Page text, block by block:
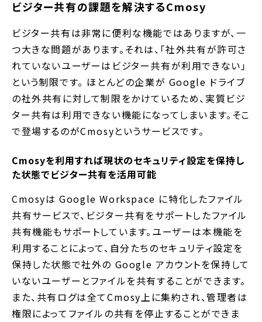
ビジター共有の課題を解決するCmosy
ビジター共有は非常に便利な機能ではありますが、一
つ大きな問題があります。それは、「社外共有が許可さ
れていないユーザーはビジター共有が利用できない」
という制限です。 ほとんどの企業が Google ドライブ
の社外共有に対して制限をかけているため、実質ビジ
ター共有は利用できない機能になってしまいます。そこ
で登場するのがCmosyというサービスです。
Cmosyを利用すれば現状のセキュリティ設定を保持し
た状態でビジター共有を活用可能
Cmosyは Google Workspace に特化したファイル
共有サービスで、ビジター共有をサポートしたファイル
共有機能もサポートしています。ユーザーは本機能を
利用することによって、自分たちのセキュリティ設定を
保持した状態で社外の Google アカウントを保持して
いないユーザーとファイルを共有することができます。
また、共有ログは全てCmosy上に集約され、管理者は
権限によってファイルの共有を停止することができま